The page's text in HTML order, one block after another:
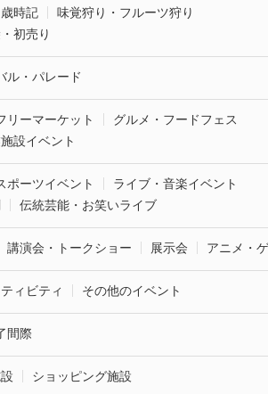
時記
味覚狩り・フルーツ狩り
初売り
ル・パレード
リーマーケット
グルメ・フードフェス
設イベント
ポーツイベント
ライブ・音楽イベント
伝統芸能・お笑いライブ
講演会・トークショー 展示会 アニメ・
ィビティ その他のイベント
間際
ショッピング施設